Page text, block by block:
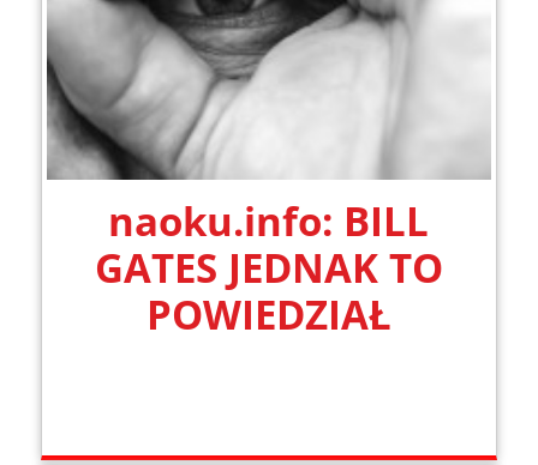
naoku.info: BILL
GATES JEDNAK TO
POWIEDZIAŁ